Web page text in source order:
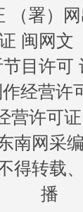
（署）
闽网文
目许可
经营许
营许可
南网采
得转载
播